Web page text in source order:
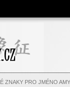
čínský
ZNAKY PRO JMÉNO AMY